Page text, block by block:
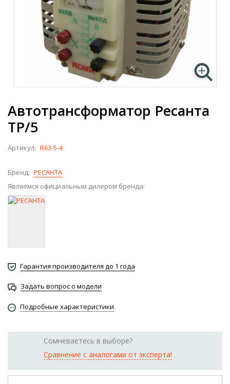
Автотрансформатор Ресанта
ТР/5
Артикул: R63-5-4
Бренд: РЕСАНТА
Являемся официальным дилером бренда:
Гарантия производителя до 1 года
Задать вопрос о модели
Подробные характеристики
Сомневаетесь в выборе?
Сравнение с аналогами от эксперта!